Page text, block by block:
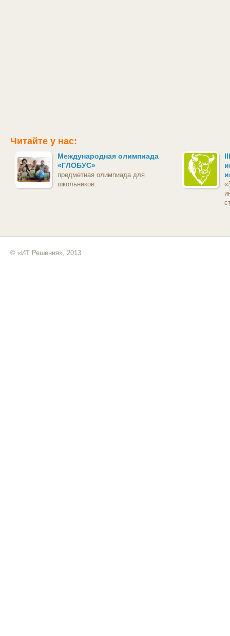
Читайте у нас:
Международная олимпиада
«ГЛОБУС»
предметная олимпиада для
школьников.
© «ИТ Решения», 2013